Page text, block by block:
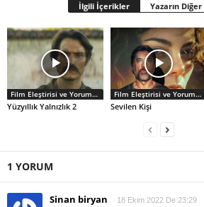
İlgili İçerikler Yazarın
Film Eleştirisi ve Yorumlar
Yüzyıllık Yalnızlık 2
Film Eleştirisi ve Yorumlar
Sevilen Kişi
1 YORUM
Sinan biryan 18 Ekim 2022 De 23:29